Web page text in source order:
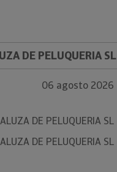
DE PELUQUERIA SL
06 agosto 2026
DE PELUQUERIA SL
DE PELUQUERIA SL